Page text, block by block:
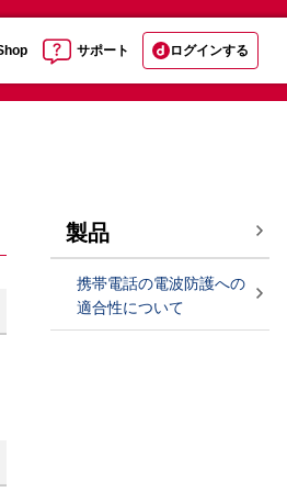
サポート ログインする
製品
携帯電話の電波防護への
適合性について